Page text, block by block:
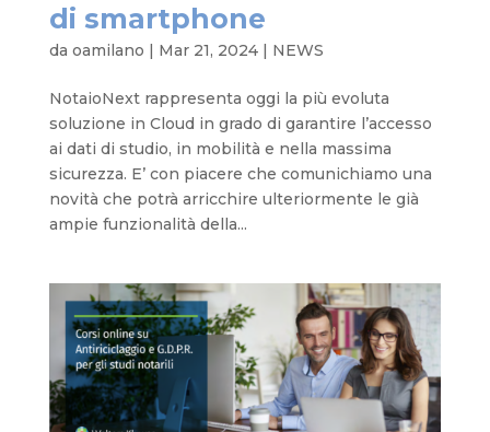
di smartphone
da oamilano | Mar 21, 2024| NEWS
NotaioNext rappresenta oggi la più evoluta
soluzione in Cloud in grado di garantire l’accesso
ai dati di studio, in mobilità e nella massima
sicurezza. E’ con piacere che comunichiamo una
novità che potrà arricchire ulteriormente le già
ampie funzionalità della...